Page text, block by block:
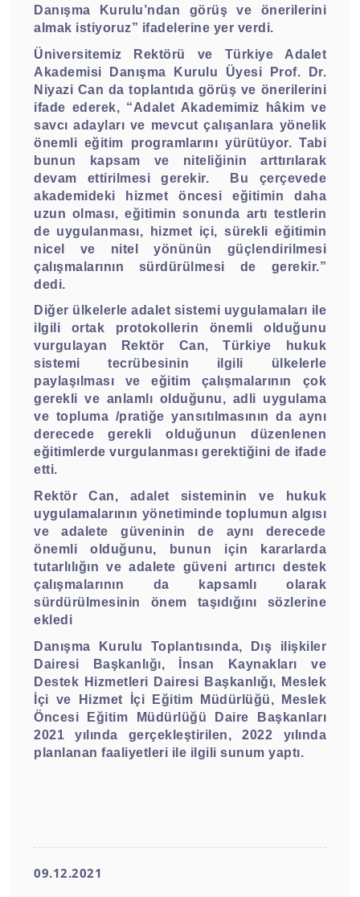
Danışma Kurulu’ndan görüş ve önerilerini
almak istiyoruz” ifadelerine yer verdi.
Üniversitemiz Rektörü ve Türkiye Adalet
Akademisi Danışma Kurulu Üyesi Prof. Dr.
Niyazi Can da toplantıda görüş ve önerilerini
ifade ederek, “Adalet Akademimiz hâkim ve
savcı adayları ve mevcut çalışanlara yönelik
önemli eğitim programlarını yürütüyor. Tabi
bunun kapsam ve niteliğinin arttırılarak
devam ettirilmesi gerekir.
Bu çerçevede
akademideki hizmet öncesi eğitimin daha
uzun olması, eğitimin sonunda artı testlerin
de uygulanması, hizmet içi, sürekli eğitimin
nicel ve nitel yönünün güçlendirilmesi
çalışmalarının sürdürülmesi de gerekir.”
dedi.
Diğer ülkelerle adalet sistemi uygulamaları ile
ilgili ortak protokollerin önemli olduğunu
vurgulayan Rektör Can, Türkiye hukuk
sistemi tecrübesinin ilgili ülkelerle
paylaşılması ve eğitim çalışmalarının çok
gerekli ve anlamlı olduğunu, adli uygulama
ve topluma /pratiğe yansıtılmasının da aynı
derecede gerekli olduğunun düzenlenen
eğitimlerde vurgulanması gerektiğini de ifade
etti.
Rektör Can, adalet sisteminin ve hukuk
uygulamalarının yönetiminde toplumun algısı
ve adalete güveninin de aynı derecede
önemli olduğunu, bunun için kararlarda
tutarlılığın ve adalete güveni artırıcı destek
çalışmalarının da kapsamlı olarak
sürdürülmesinin önem taşıdığını sözlerine
ekledi
Danışma Kurulu Toplantısında, Dış ilişkiler
Dairesi Başkanlığı, İnsan Kaynakları ve
Destek Hizmetleri Dairesi Başkanlığı, Meslek
İçi ve Hizmet İçi Eğitim Müdürlüğü, Meslek
Öncesi Eğitim Müdürlüğü Daire Başkanları
2021 yılında gerçekleştirilen, 2022 yılında
planlanan faaliyetleri ile ilgili sunum yaptı.
09.12.2021